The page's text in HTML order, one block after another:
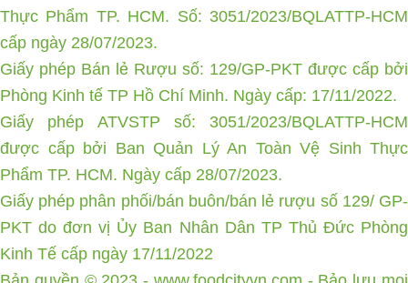
Thực Phẩm TP. HCM. Số: 3051/2023/BQLATTP-HCM
cấp ngày 28/07/2023.
Giấy phép Bán lẻ Rượu số: 129/GP-PKT được cấp bởi
Phòng Kinh tế TP Hồ Chí Minh. Ngày cấp: 17/11/2022.
Giấy phép ATVSTP số: 3051/2023/BQLATTP-HCM
được cấp bởi Ban Quản Lý An Toàn Vệ Sinh Thực
Phẩm TP. HCM. Ngày cấp 28/07/2023.
Giấy phép phân phối/bán buôn/bán lẻ rượu số 129/ GP-
PKT do đơn vị Ủy Ban Nhân Dân TP Thủ Đức Phòng
Kinh Tế cấp ngày 17/11/2022